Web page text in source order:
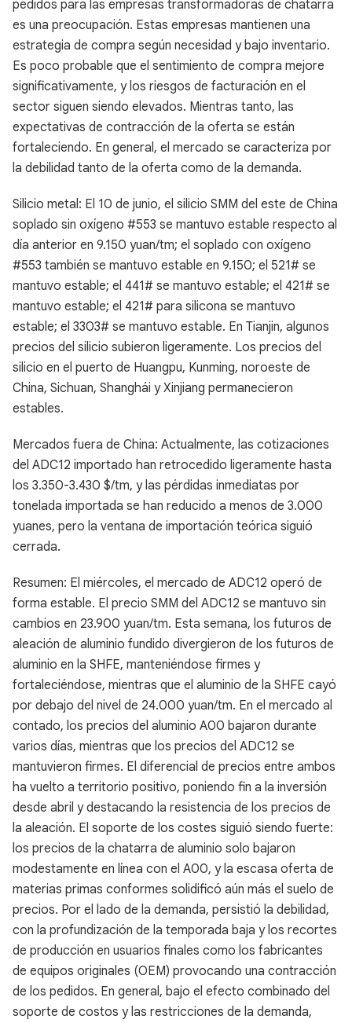
pedidos para las empresas transformadoras de chatarra
es una preocupación. Estas empresas mantienen una
estrategia de compra según necesidad y bajo inventario.
Es poco probable que el sentimiento de compra mejore
significativamente, y los riesgos de facturación en el
sector siguen siendo elevados. Mientras tanto, las
expectativas de contracción de la oferta se están
fortaleciendo. En general, el mercado se caracteriza por
la debilidad tanto de la oferta como de la demanda.
Silicio metal: El 10 de junio, el silicio SMM del este de China
soplado sin oxígeno #553 se mantuvo estable respecto al
día anterior en 9.150 yuan/tm; el soplado con oxígeno
#553 también se mantuvo estable en 9.150; el 521# se
mantuvo estable; el 441# se mantuvo estable; el 421# se
mantuvo estable; el 421# para silicona se mantuvo
estable; el 3303# se mantuvo estable. En Tianjin, algunos
precios del silicio subieron ligeramente. Los precios del
silicio en el puerto de Huangpu, Kunming, noroeste de
China, Sichuan, Shanghái y Xinjiang permanecieron
estables.
Mercados fuera de China: Actualmente, las cotizaciones
del ADC12 importado han retrocedido ligeramente hasta
los 3.350-3.430 $/tm, y las pérdidas inmediatas por
tonelada importada se han reducido a menos de 3.000
yuanes, pero la ventana de importación teórica siguió
cerrada.
Resumen: El miércoles, el mercado de ADC12 operó de
forma estable. El precio SMM del ADC12 se mantuvo sin
cambios en 23.900 yuan/tm. Esta semana, los futuros de
aleación de aluminio fundido divergieron de los futuros de
aluminio en la SHFE, manteniéndose firmes y
fortaleciéndose, mientras que el aluminio de la SHFE cayó
por debajo del nivel de 24.000 yuan/tm. En el mercado al
contado, los precios del aluminio A00 bajaron durante
varios días, mientras que los precios del ADC12 se
mantuvieron firmes. El diferencial de precios entre ambos
ha vuelto a territorio positivo, poniendo fin a la inversión
desde abril y destacando la resistencia de los precios de
la aleación. El soporte de los costes siguió siendo fuerte:
los precios de la chatarra de aluminio solo bajaron
modestamente en línea con el A00, y la escasa oferta de
materias primas conformes solidificó aún más el suelo de
precios. Por el lado de la demanda, persistió la debilidad,
con la profundización de la temporada baja y los recortes
de producción en usuarios finales como los fabricantes
de equipos originales (OEM) provocando una contracción
de los pedidos. En general, bajo el efecto combinado del
soporte de costos y las restricciones de la demanda,